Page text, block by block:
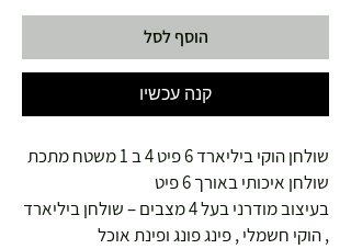
הוסף לסל
קנה עכשיו
שולחן הוקי ביליארד 6 פיט 4 ב 1 משטח מתכת
שולחן איכותי באורך 6 פיט
בעיצוב מודרני בעל 4 מצבים – שולחן ביליארד
, הוקי חשמלי , פינג פונג ופינת אוכל